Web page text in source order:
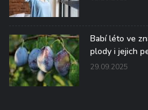
Babí léto ve
plody i jejich
29.09.2025